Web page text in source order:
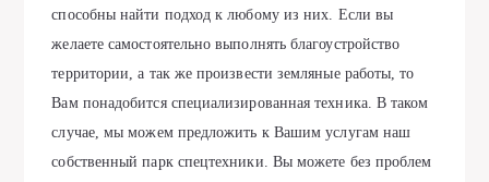
способны найти подход к любому из них. Если вы
желаете самостоятельно выполнять благоустройство
территории, а так же произвести земляные работы, то
Вам понадобится специализированная техника. В таком
случае, мы можем предложить к Вашим услугам наш
собственный парк спецтехники. Вы можете без проблем